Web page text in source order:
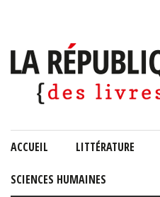
ACCUEIL LITTÉRATURE
SCIENCES HUMAINES